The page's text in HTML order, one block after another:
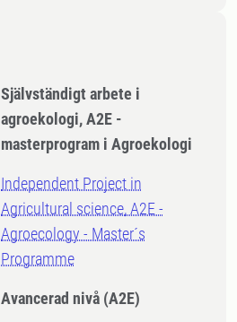
Självständigt arbete i
agroekologi, A2E -
masterprogram i Agroekologi
Independent Project in
Agricultural science, A2E -
Agroecology - Master´s
Programme
Avancerad nivå (A2E)